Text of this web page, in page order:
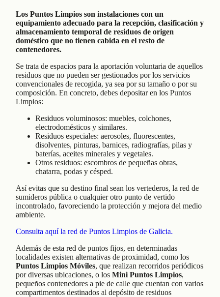
Los Puntos Limpios son instalaciones con un
equipamiento adecuado para la recepción, clasificación y
almacenamiento temporal de residuos de origen
doméstico que no tienen cabida en el resto de
contenedores.
Se trata de espacios para la aportación voluntaria de aquellos
residuos que no pueden ser gestionados por los servicios
convencionales de recogida, ya sea por su tamaño o por su
composición. En concreto, debes depositar en los Puntos
Limpios:
Residuos voluminosos: muebles, colchones,
electrodomésticos y similares.
Residuos especiales: aerosoles, fluorescentes,
disolventes, pinturas, barnices, radiografías, pilas y
baterías, aceites minerales y vegetales.
Otros residuos: escombros de pequeñas obras,
chatarra, podas y césped.
Así evitas que su destino final sean los vertederos, la red de
sumideros pública o cualquier otro punto de vertido
incontrolado, favoreciendo la protección y mejora del medio
ambiente.
Consulta aquí la red de Puntos Limpios de Galicia.
Además de esta red de puntos fijos, en determinadas
localidades existen alternativas de proximidad, como los
Puntos Limpios Móviles, que realizan recorridos periódicos
por diversas ubicaciones, o los Mini Puntos Limpios,
pequeños contenedores a pie de calle que cuentan con varios
compartimentos destinados al depósito de residuos